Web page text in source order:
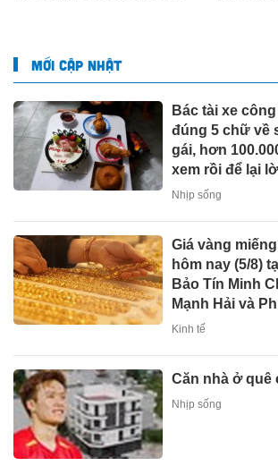
MỚI CẬP NHẬT
Bác tài xe
đúng 5 chữ về
gái, hơn
xem rồi để lại
Nhịp sống
Giá vàng
hôm nay (5/8)
Bảo Tín Minh
Mạnh Hải và
Kinh tế
Căn nhà ở
Nhịp sống